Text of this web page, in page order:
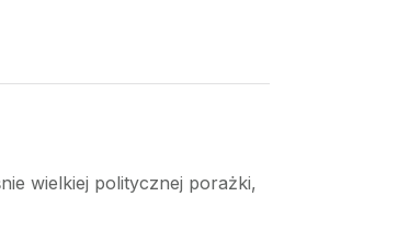
wielkiej politycznej porażki,